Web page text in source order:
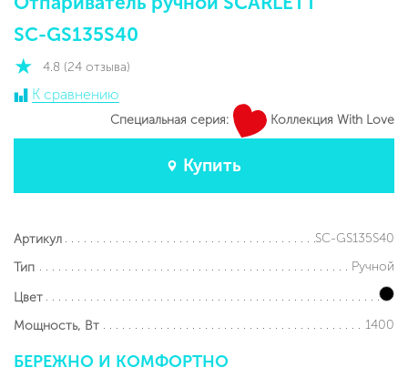
SC-GS135S40
4.8 (24 отзыва)
К сравнению
Специальная серия: Коллекция With Love
Купить
Артикул
SC-GS135S40
Тип
Ручной
Цвет
Мощность, Вт
1400
БЕРЕЖНО И КОМФОРТНО